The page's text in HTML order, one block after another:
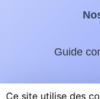
Ce site utilise des
Guide